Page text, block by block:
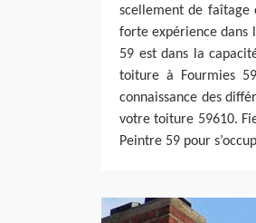
scellement de faîtage
forte expérience dans
59 est dans la
toiture à Fourmies
connaissance des
votre toiture 59610.
Peintre 59 pour